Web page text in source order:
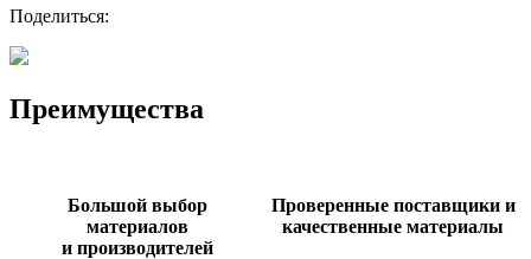
Поделиться:
Преимущества
Большой выбор
материалов
и производителей
Проверенные поставщики и
качественные материалы